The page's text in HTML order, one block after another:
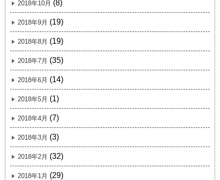
2018年10月 (8)
2018年9月 (19)
2018年8月 (19)
2018年7月 (35)
2018年6月 (14)
2018年5月 (1)
2018年4月 (7)
2018年3月 (3)
2018年2月 (32)
2018年1月 (29)